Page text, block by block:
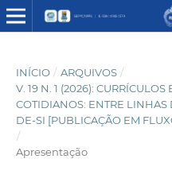
INÍCIO / ARQUIVOS /
V. 19 N. 1 (2026): CURRÍCULOS
COTIDIANOS: ENTRE LINHAS
DE-SI [PUBLICAÇÃO EM
/
Apresentação